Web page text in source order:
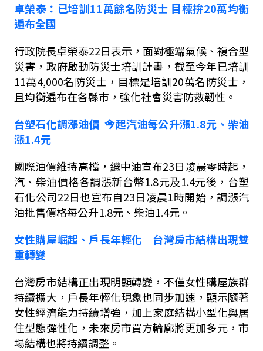
卓榮泰：已培訓11萬餘名防災士 目標拚20萬均衡
遍布全國
行政院長卓榮泰22日表示，面對極端氣候、複合型
災害，政府啟動防災士培訓計畫，截至今年已培訓
11萬4,000名防災士，目標是培訓20萬名防災士，
且均衡遍布在各縣市，強化社會災害防救韌性。
台塑石化調漲油價 今起汽油每公升漲1.8元、柴油
漲1.4元
國際油價維持高檔，繼中油宣布23日凌晨零時起，
汽、柴油價格各調漲新台幣1.8元及1.4元後，台塑
石化公司22日也宣布自23日凌晨1時開始，調漲汽
油批售價格每公升1.8元、柴油1.4元。
女性購屋崛起、戶長年輕化 台灣房市結構出現雙
重轉變
台灣房市結構正出現明顯轉變，不僅女性購屋族群
持續擴大，戶長年輕化現象也同步加速，顯示隨著
女性經濟能力持續增強，加上家庭結構小型化與居
住型態彈性化，未來房市買方輪廓將更加多元，市
場結構也將持續調整。